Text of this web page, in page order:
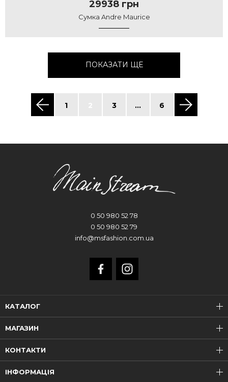
29938 грн
Сумка Andre Maurice
ПОКАЗАТИ ЩЕ
1 3 ... 6
КАТАЛОГ
МАГАЗИН
0 50 980 52 78
0 50 980 52 79
info@msfashion.com.ua
КОНТАКТИ
ІНФОРМАЦІЯ